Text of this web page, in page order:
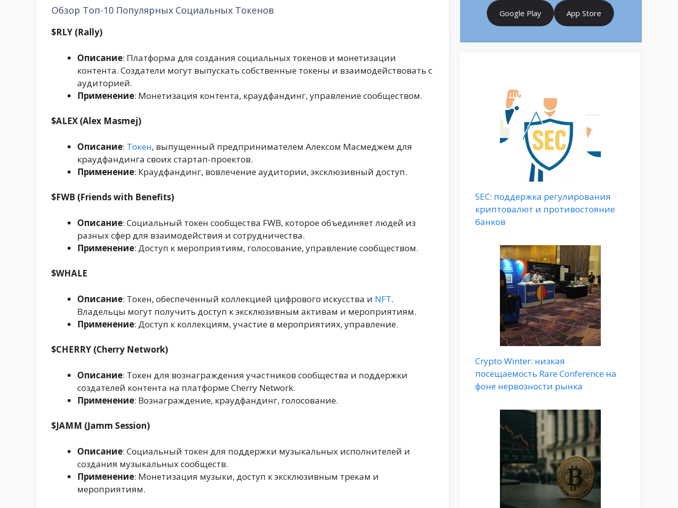
Обзор Топ-10 Популярных Социальных Токенов
$RLY (Rally)
Описание: Платформа для создания социальных токенов и монетизации
контента. Создатели могут выпускать собственные токены и взаимодействовать с
аудиторией.
Применение: Монетизация контента, краудфандинг, управление сообществом.
$ALEX (Alex Masmej)
Описание: Токен, выпущенный предпринимателем Алексом Масмеджем для
краудфандинга своих стартап-проектов.
Применение: Краудфандинг, вовлечение аудитории, эксклюзивный доступ.
$FWB (Friends with Benefits)
Описание: Социальный токен сообщества FWB, которое объединяет людей из
разных сфер для взаимодействия и сотрудничества.
Применение: Доступ к мероприятиям, голосование, управление сообществом.
$WHALE
Описание: Токен, обеспеченный коллекцией цифрового искусства и NFT.
Владельцы могут получить доступ к эксклюзивным активам и мероприятиям.
Применение: Доступ к коллекциям, участие в мероприятиях, управление.
$CHERRY (Cherry Network)
Описание: Токен для вознаграждения участников сообщества и поддержки
создателей контента на платформе Cherry Network.
Применение: Вознаграждение, краудфандинг, голосование.
$JAMM (Jamm Session)
Описание: Социальный токен для поддержки музыкальных исполнителей и
создания музыкальных сообществ.
Применение: Монетизация музыки, доступ к эксклюзивным трекам и
мероприятиям.
Google Play App Store
SEC: поддержка регулирования
криптовалют и противостояние
банков
Crypto Winter: низкая
посещаемость Rare Conference на
фоне нервозности рынка